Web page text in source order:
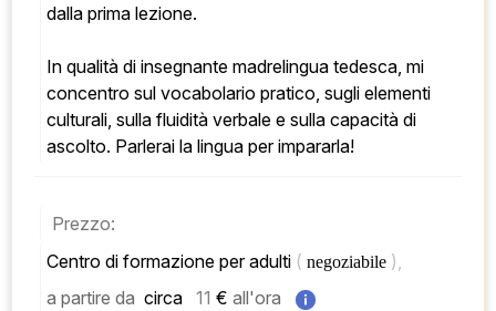
dalla prima lezione.
In qualità di insegnante madrelingua tedesca, mi
concentro sul vocabolario pratico, sugli elementi
culturali, sulla fluidità verbale e sulla capacità di
ascolto. Parlerai la lingua per impararla!
Prezzo:
Centro di formazione per adulti ( negoziabile ),
a partire da circa 11 € all'ora